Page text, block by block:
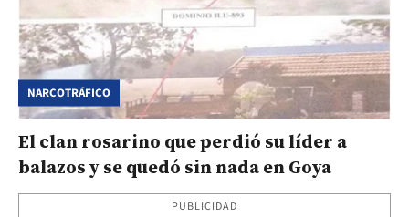
NARCOTRÁFICO
El clan rosarino que perdió su líder a
balazos y se quedó sin nada en Goya
PUBLICIDAD